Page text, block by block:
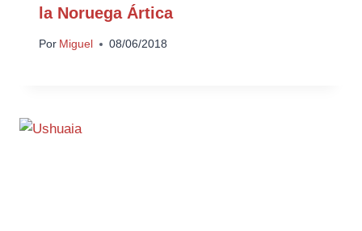
la Noruega Ártica
Por Miguel 08/06/2018